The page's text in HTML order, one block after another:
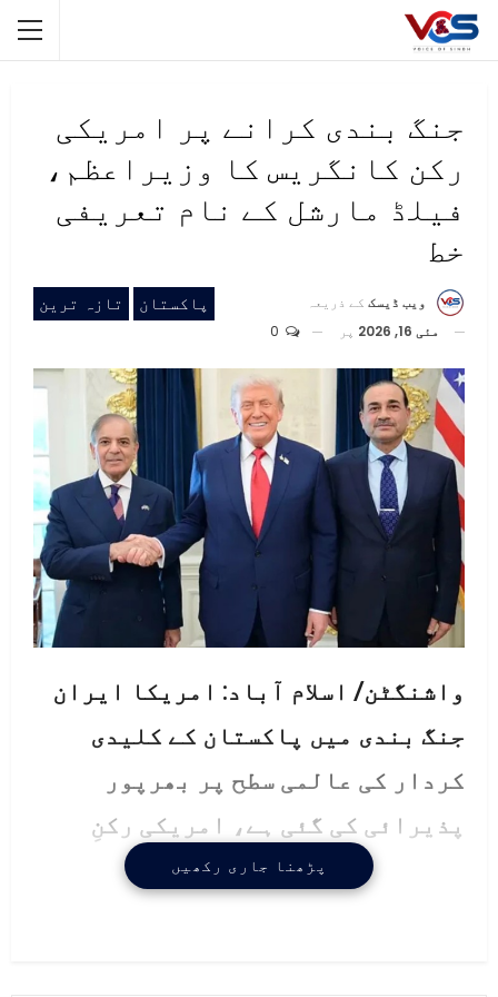
جنگ بندی کرانے پر امریکی
رکن کانگریس کا وزیراعظم،
فیلڈ مارشل کے نام تعریفی
خط
پاکستان تازہ ترین ویب ڈیسک کے ذریعہ
مئی 16, 2026
پر
واشنگٹن/ اسلام آباد: امریکا ایران
جنگ بندی میں پاکستان کے کلیدی
کردار کی عالمی سطح پر بھرپور
پذیرائی کی گئی ہے، امریکی رکنِ
کانگریس جیک برگمین نے وزیراعظم
پڑھنا جاری رکھیں